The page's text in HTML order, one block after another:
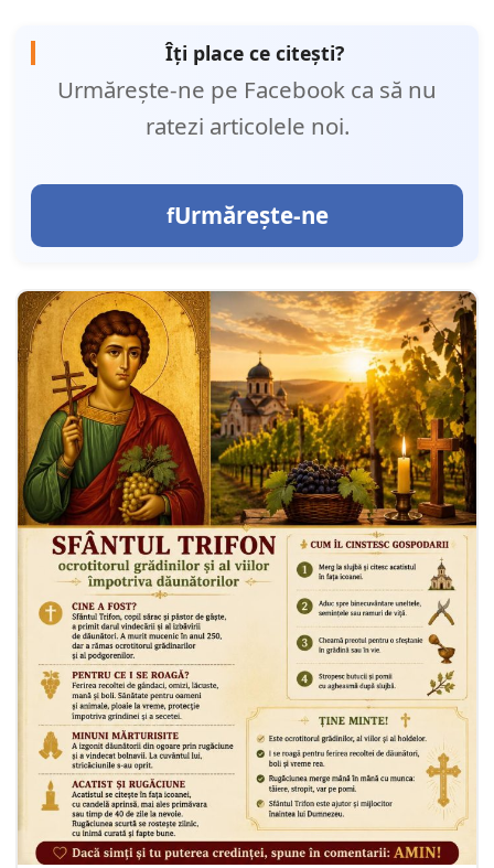
Îți place ce citești?
Urmărește-ne pe Facebook ca să nu
ratezi articolele noi.
Urmărește-ne